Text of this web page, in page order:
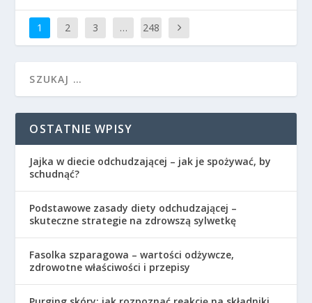
1 2 3 … 248
OSTATNIE WPISY
Jajka w diecie odchudzającej – jak je spożywać, by
schudnąć?
Podstawowe zasady diety odchudzającej –
skuteczne strategie na zdrowszą sylwetkę
Fasolka szparagowa – wartości odżywcze,
zdrowotne właściwości i przepisy